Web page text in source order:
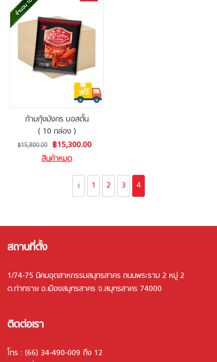
ก้ามกุ้งมังกร บอสตั้น
( 10 กล่อง )
Special
Price
฿15,300.00
฿15,800.00
สินค้าหมด
Page
Page
Previous
Page
1 Page
2 Page
3 You're currently
4
สถานที่ตั้ง
1/74-75 นิคมอุตสาหกรรมสมุทรสาคร ถนนพระราม 2 หมู่ 2
ต.ท่าทราย อ.เมืองสมุทรสาคร จ.สมุทรสาคร 74000
ติดต่อเรา
โทร : (66) 34-490-009 ถึง 12